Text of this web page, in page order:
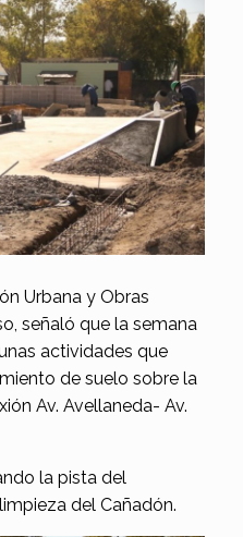
Urbana y Obras
señaló que la semana
actividades que
de suelo sobre la
Av. Avellaneda- Av.
la pista del
del Cañadón.